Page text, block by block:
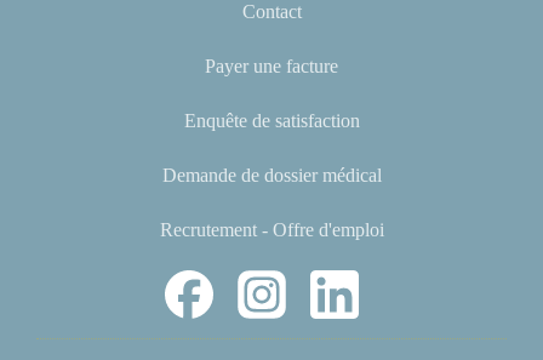
Contact
Payer une facture
Enquête de satisfaction
Demande de dossier médical
Recrutement - Offre d'emploi